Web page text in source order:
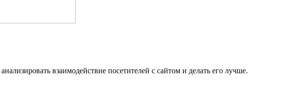
взаимодействие посетителей с сайтом и делать его лучше.